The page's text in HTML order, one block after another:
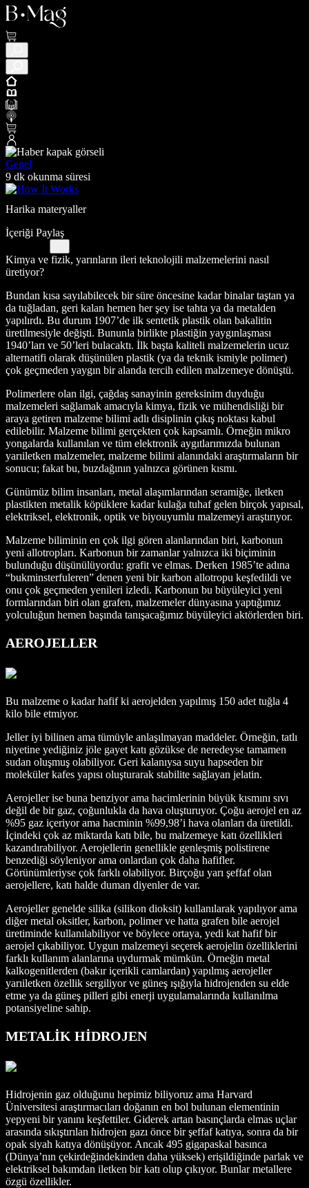
Genel
9 dk okunma süresi
Harika materyaller
İçeriği Paylaş
Kimya ve fizik, yarınların ileri teknolojili malzemelerini nasıl
üretiyor?
Bundan kısa sayılabilecek bir süre öncesine kadar binalar taştan ya
da tuğladan, geri kalan hemen her şey ise tahta ya da metalden
yapılırdı. Bu durum 1907’de ilk sentetik plastik olan bakalitin
üretilmesiyle değişti. Bununla birlikte plastiğin yaygınlaşması
1940’ları ve 50’leri bulacaktı. İlk başta kaliteli malzemelerin ucuz
alternatifi olarak düşünülen plastik (ya da teknik ismiyle polimer)
çok geçmeden yaygın bir alanda tercih edilen malzemeye dönüştü.
Polimerlere olan ilgi, çağdaş sanayinin gereksinim duyduğu
malzemeleri sağlamak amacıyla kimya, fizik ve mühendisliği bir
araya getiren malzeme bilimi adlı disiplinin çıkış noktası kabul
edilebilir. Malzeme bilimi gerçekten çok kapsamlı. Örneğin mikro
yongalarda kullanılan ve tüm elektronik aygıtlarımızda bulunan
yarıiletken malzemeler, malzeme bilimi alanındaki araştırmaların bir
sonucu; fakat bu, buzdağının yalnızca görünen kısmı.
Günümüz bilim insanları, metal alaşımlarından seramiğe, iletken
plastikten metalik köpüklere kadar kulağa tuhaf gelen birçok yapısal,
elektriksel, elektronik, optik ve biyouyumlu malzemeyi araştırıyor.
Malzeme biliminin en çok ilgi gören alanlarından biri, karbonun
yeni allotropları. Karbonun bir zamanlar yalnızca iki biçiminin
bulunduğu düşünülüyordu: grafit ve elmas. Derken 1985’te adına
“bukminsterfuleren” denen yeni bir karbon allotropu keşfedildi ve
onu çok geçmeden yenileri izledi. Karbonun bu büyüleyici yeni
formlarından biri olan grafen, malzemeler dünyasına yaptığımız
yolculuğun hemen başında tanışacağımız büyüleyici aktörlerden biri.
AEROJELLER
Bu malzeme o kadar hafif ki aerojelden yapılmış 150 adet tuğla 4
kilo bile etmiyor.
Jeller iyi bilinen ama tümüyle anlaşılmayan maddeler. Örneğin, tatlı
niyetine yediğiniz jöle gayet katı gözükse de neredeyse tamamen
sudan oluşmuş olabiliyor. Geri kalanıysa suyu hapseden bir
moleküler kafes yapısı oluşturarak stabilite sağlayan jelatin.
Aerojeller ise buna benziyor ama hacimlerinin büyük kısmını sıvı
değil de bir gaz, çoğunlukla da hava oluşturuyor. Çoğu aerojel en az
%95 gaz içeriyor ama hacminin %99,98’i hava olanları da üretildi.
İçindeki çok az miktarda katı bile, bu malzemeye katı özellikleri
kazandırabiliyor. Aerojellerin genellikle genleşmiş polistirene
benzediği söyleniyor ama onlardan çok daha hafifler.
Görünümleriyse çok farklı olabiliyor. Birçoğu yarı şeffaf olan
aerojellere, katı halde duman diyenler de var.
Aerojeller genelde silika (silikon dioksit) kullanılarak yapılıyor ama
diğer metal oksitler, karbon, polimer ve hatta grafen bile aerojel
üretiminde kullanılabiliyor ve böylece ortaya, yedi kat hafif bir
aerojel çıkabiliyor. Uygun malzemeyi seçerek aerojelin özelliklerini
farklı kullanım alanlarına uydurmak mümkün. Örneğin metal
kalkogenitlerden (bakır içerikli camlardan) yapılmış aerojeller
yarıiletken özellik sergiliyor ve güneş ışığıyla hidrojenden su elde
etme ya da güneş pilleri gibi enerji uygulamalarında kullanılma
potansiyeline sahip.
METALİK HİDROJEN
Hidrojenin gaz olduğunu hepimiz biliyoruz ama Harvard
Üniversitesi araştırmacıları doğanın en bol bulunan elementinin
yepyeni bir yanını keşfettiler. Giderek artan basınçlarda elmas uçlar
arasında sıkıştırılan hidrojen gazı önce bir şeffaf katıya, sonra da bir
opak siyah katıya dönüşüyor. Ancak 495 gigapaskal basınca
(Dünya’nın çekirdeğindekinden daha yüksek) erişildiğinde parlak ve
elektriksel bakımdan iletken bir katı olup çıkıyor. Bunlar metallere
özgü özellikler.